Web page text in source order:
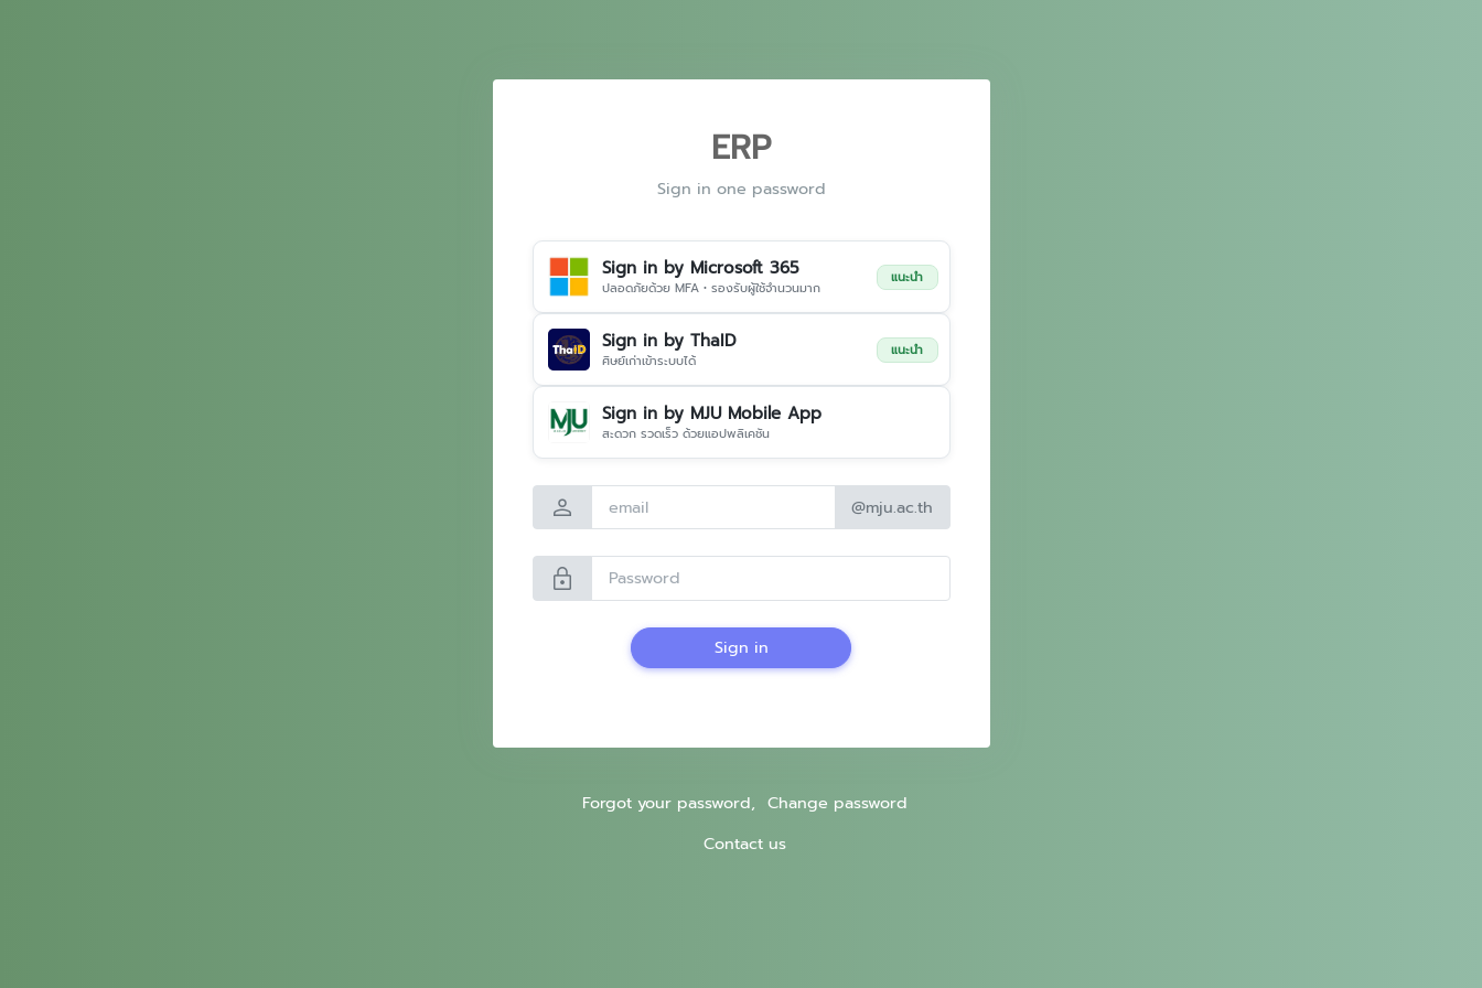
ERP
Sign in one password
Sign in by Microsoft 365
ปลอดภัยด้วย MFA • รองรับผู้ใช้จำนวนมาก
แนะนำ
Sign in by ThaID
ศิษย์เก่าเข้าระบบได้
แนะนำ
Sign in by MJU Mobile App
สะดวก รวดเร็ว ด้วยแอปพลิเคชัน
person @mju.ac.th
lock
Sign in
Forgot your password, Change password
Contact us